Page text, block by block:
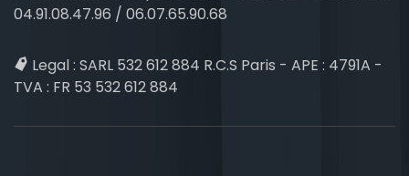
04.91.08.47.96 / 06.07.65.90.68
Legal : SARL 532 612 884 R.C.S Paris - APE : 4791A -
TVA : FR 53 532 612 884